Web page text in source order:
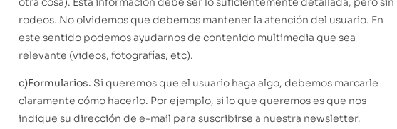
rodeos. No olvidemos que debemos mantener la atención del usuario. En
este sentido podemos ayudarnos de contenido multimedia que sea
relevante (videos, fotografías, etc).
c)Formularios. Si queremos que el usuario haga algo, debemos marcarle
claramente cómo hacerlo. Por ejemplo, si lo que queremos es que nos
indique su dirección de e-mail para suscribirse a nuestra newsletter,